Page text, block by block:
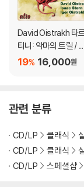
David Oistrakh 타
티니: 악마의 트릴 /
발디: 버림받은 디도 소
16,000원
19%
관련 분류
CD/LP 클래식
CD/LP
클래식
CD/LP
스페셜샵